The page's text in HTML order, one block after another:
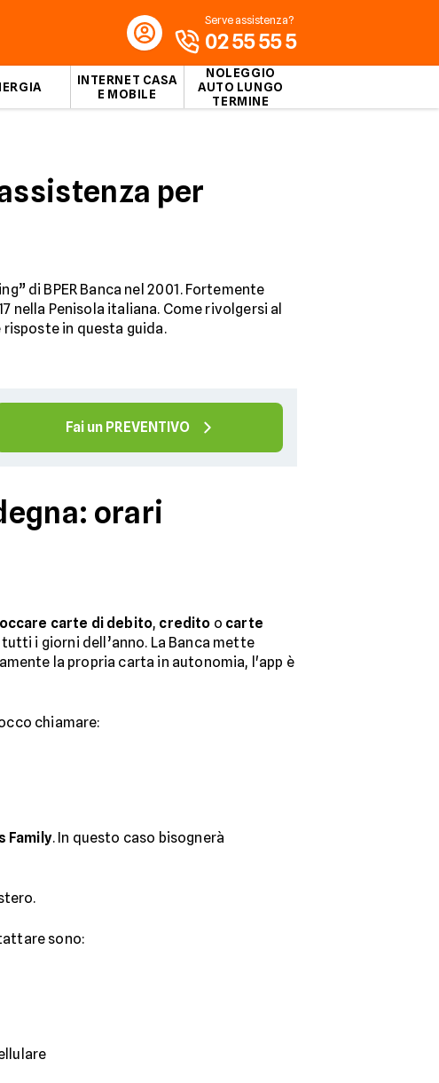
INTERNET CASA
E MOBILE
NOLEGGIO
AUTO LUNGO
TERMINE
Serve assistenza?
02 55 55 5
per
di BPER Banca nel 2001. Fortemente
nella Penisola italiana. Come rivolgersi al
in questa guida.
Fai un PREVENTIVO
orari
carte di debito, credito o carte
i giorni dell’anno. La Banca mette
la propria carta in autonomia, l'app è
chiamare:
Family. In questo caso bisognerà
sono: